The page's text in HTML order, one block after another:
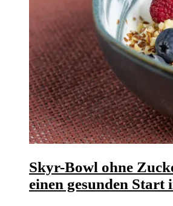
Skyr-Bowl ohne
einen gesunden Start